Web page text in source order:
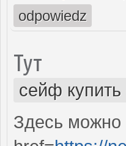
odpowiedz
Тут
сейф
Здесь можно